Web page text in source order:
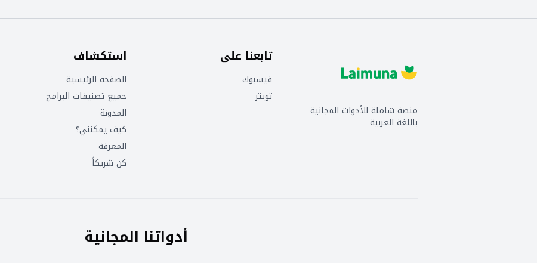
منصة شاملة للأدوات المجانية
باللغة العربية
تابعنا على
فيسبوك
تويتر
استكشاف
الصفحة الرئيسية
جميع تصنيفات البرامج
المدونة
كيف يمكنني؟
المعرفة
كن شريكاً
أدواتنا المجانية